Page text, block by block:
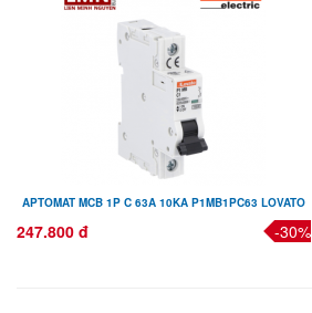
APTOMAT MCB 1P C 63A 10KA P1MB1PC63 LOVATO
247.800 đ -30%